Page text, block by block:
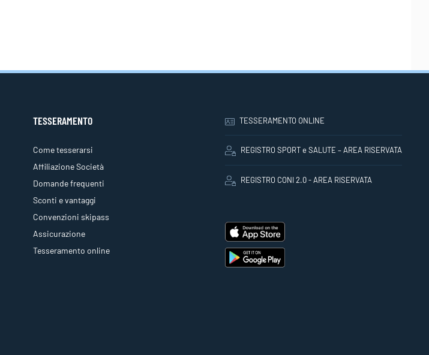
TESSERAMENTO
Come tesserarsi
Affiliazione Società
Domande frequenti
Sconti e vantaggi
Convenzioni skipass
Assicurazione
Tesseramento online
TESSERAMENTO ONLINE
REGISTRO SPORT e SALUTE – AREA RISERVATA
REGISTRO CONI 2.0 - AREA RISERVATA